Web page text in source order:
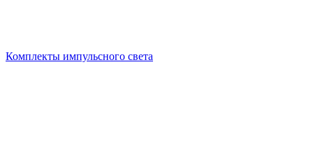
Комплекты импульсного света